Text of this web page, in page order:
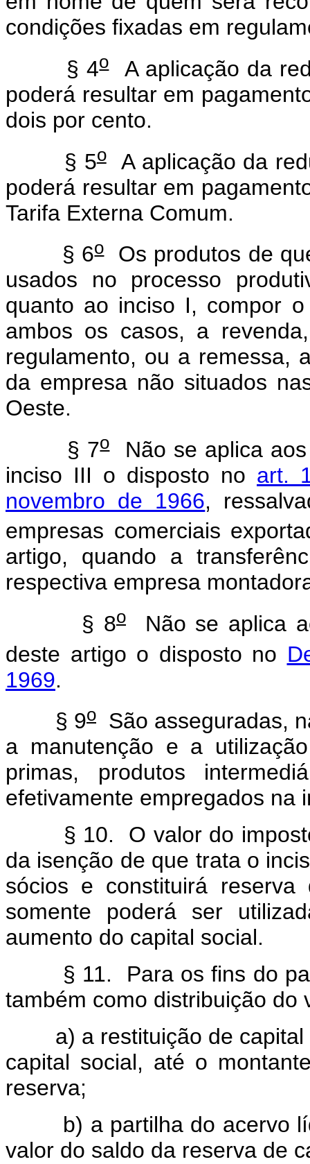
condições fixadas em
§ 4oA aplicação da
poderá resultar em
dois por cento.
§ 5oA aplicação da
poderá resultar em
Tarifa Externa Comum.
§ 6oOs produtos de
usados no processo
quanto ao inciso I, compor
ambos os casos, a
regulamento, ou a remessa,
da empresa não situados
Oeste.
§ 7oNão se aplica aos
inciso III o disposto no art.
novembro de 1966,
empresas comerciais
artigo, quando a
respectiva empresa
§ 8o
Não se aplica
deste artigo o disposto no
1969.
§ 9o São asseguradas,
a manutenção e a
primas, produtos
efetivamente empregados na
§ 10. O valor do
da isenção de que trata o
sócios e constituirá
somente poderá ser
aumento do capital social.
§ 11. Para os fins do
também como distribuição do
a) a restituição de
capital social, até o
reserva;
b) a partilha do acervo
valor do saldo da reserva de